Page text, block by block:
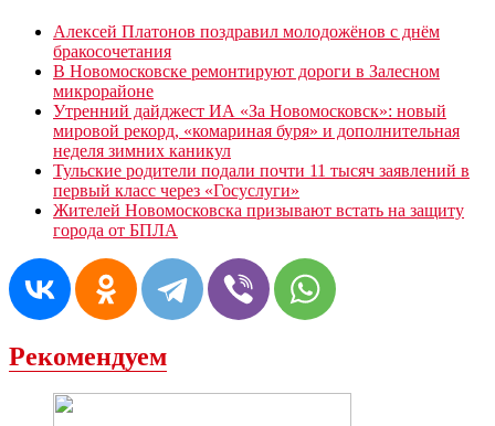
Алексей Платонов поздравил молодожёнов с днём
бракосочетания
В Новомосковске ремонтируют дороги в Залесном
микрорайоне
Утренний дайджест ИА «За Новомосковск»: новый
мировой рекорд, «комариная буря» и дополнительная
неделя зимних каникул
Тульские родители подали почти 11 тысяч заявлений в
первый класс через «Госуслуги»
Жителей Новомосковска призывают встать на защиту
города от БПЛА
Рекомендуем